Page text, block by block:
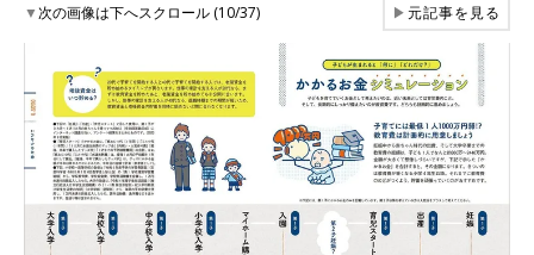
▼次の画像は下へスクロール (10/37) ▶元記事を見る